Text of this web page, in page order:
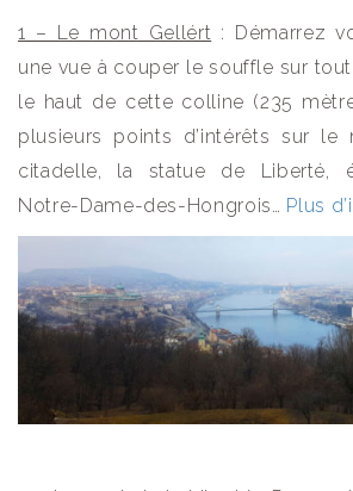
1 – Le mont Gellért : Démarrez
une vue à couper le souffle sur
le haut de cette colline (235
plusieurs points d’intérêts sur
citadelle, la statue de Liberté,
Notre-Dame-des-Hongrois… Plus